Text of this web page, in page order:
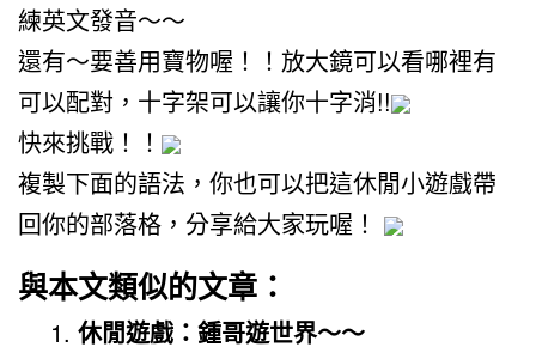
練英文發音～～
還有～要善用寶物喔！！放大鏡可以看哪裡有
可以配對，十字架可以讓你十字消!!
快來挑戰！！
複製下面的語法，你也可以把這休閒小遊戲帶
回你的部落格，分享給大家玩喔！
與本文類似的文章：
休閒遊戲：鍾哥遊世界～～